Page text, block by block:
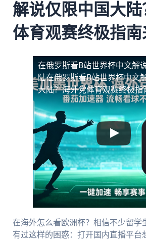
解说仅限中国大
体育观赛终极指南
在俄罗斯看B站世界杯中文解
陆在俄罗斯看B站世界杯中文
大陆？海外党体育观赛终极指
在海外怎么看欧洲杯？相信不少留学
有过这样的困惑：打开国内直播平台